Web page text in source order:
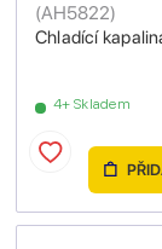
Chladící
(AH5822)
4+ Skladem